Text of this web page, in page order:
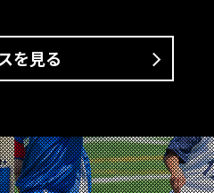
を見る